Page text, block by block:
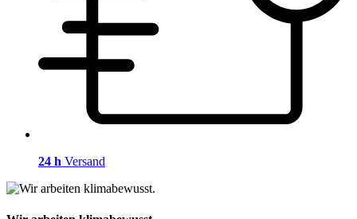
24 h Versand